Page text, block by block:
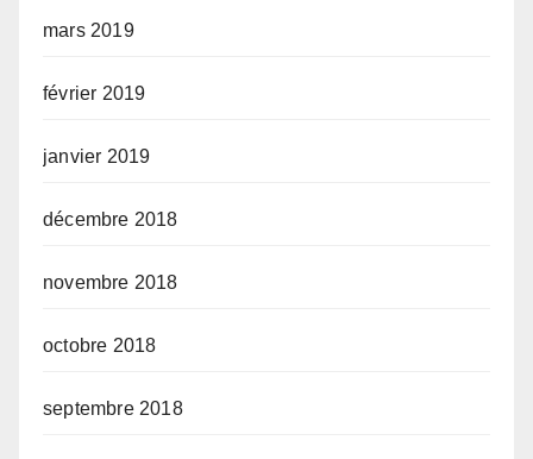
mars 2019
février 2019
janvier 2019
décembre 2018
novembre 2018
octobre 2018
septembre 2018